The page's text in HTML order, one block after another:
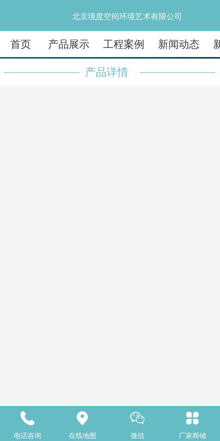
北京境度空间环境艺术有限公司
首页 产品展示 工程案例 新闻动态
产品详情
电话咨询 在线地图 微信 厂家商铺